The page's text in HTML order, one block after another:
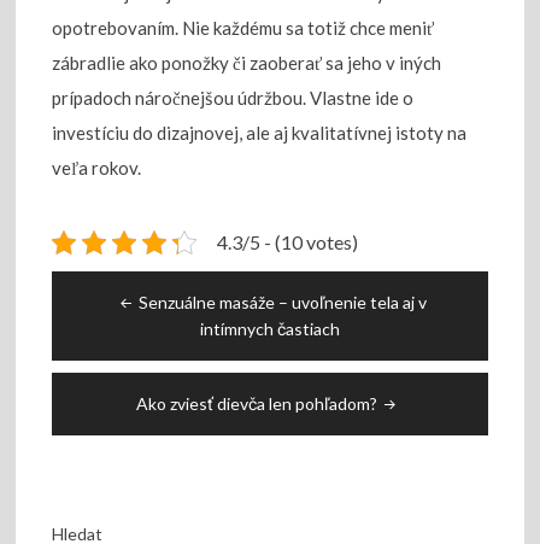
opotrebovaním. Nie každému sa totiž chce meniť
zábradlie ako ponožky či zaoberať sa jeho v iných
prípadoch náročnejšou údržbou. Vlastne ide o
investíciu do dizajnovej, ale aj kvalitatívnej istoty na
veľa rokov.
4.3/5 - (10 votes)
Senzuálne masáže – uvoľnenie tela aj v
intímnych častiach
Ako zviesť dievča len pohľadom?
Hledat